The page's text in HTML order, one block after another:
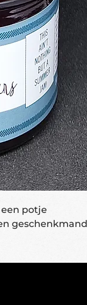
een potje
geschenkmand